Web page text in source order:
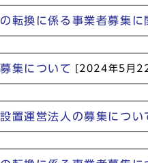
転換に係る事業者募集に
集について [2024年5月
置運営法人の募集につい